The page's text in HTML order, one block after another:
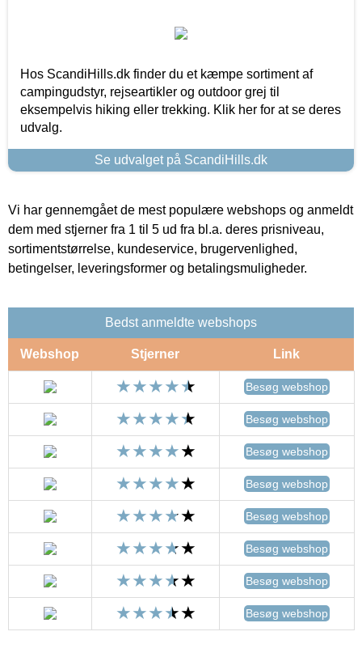
Hos ScandiHills.dk finder du et kæmpe sortiment af
campingudstyr, rejseartikler og outdoor grej til
eksempelvis hiking eller trekking. Klik her for at se deres
udvalg.
Se udvalget på ScandiHills.dk
Vi har gennemgået de mest populære webshops og anmeldt
dem med stjerner fra 1 til 5 ud fra bl.a. deres prisniveau,
sortimentstørrelse, kundeservice, brugervenlighed,
betingelser, leveringsformer og betalingsmuligheder.
Bedst anmeldte webshops
Webshop Stjerner Link
Besøg webshop
Besøg webshop
Besøg webshop
Besøg webshop
Besøg webshop
Besøg webshop
Besøg webshop
Besøg webshop